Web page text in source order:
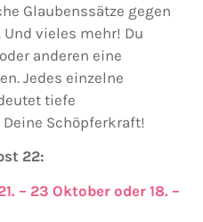
Glaubenssätze gegen
vieles mehr! Du
anderen eine
Jedes einzelne
tiefe
Schöpferkraft!
22:
– 23 Oktober oder 18. –